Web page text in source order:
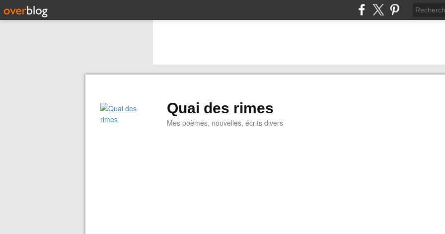
Quai des rimes
Mes poèmes, nouvelles, écrits divers